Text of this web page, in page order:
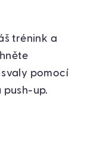
trénink a
pomocí
up.